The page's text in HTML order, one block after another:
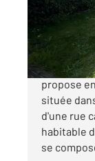
Maison
Votre
propose
située
d'une rue
habitable
se